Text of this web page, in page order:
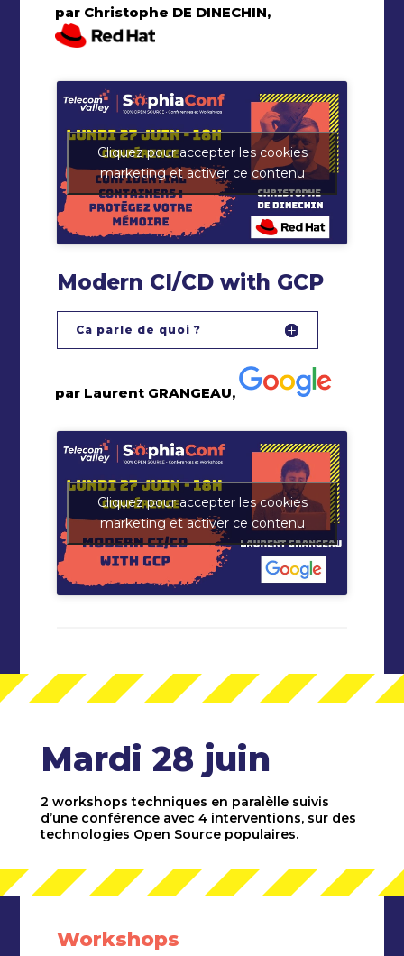
par Christophe DE DINECHIN,
Cliquez pour accepter les cookies
marketing et activer ce contenu
Modern CI/CD with GCP
Ca parle de quoi ?
par Laurent GRANGEAU,
Cliquez pour accepter les cookies
marketing et activer ce contenu
Mardi 28 juin
2 workshops techniques en paralèlle suivis
d’une conférence avec 4 interventions, sur des
technologies Open Source populaires.
Workshops